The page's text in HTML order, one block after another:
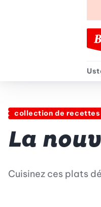
collection de recettes
La
Cuisinez ces plats